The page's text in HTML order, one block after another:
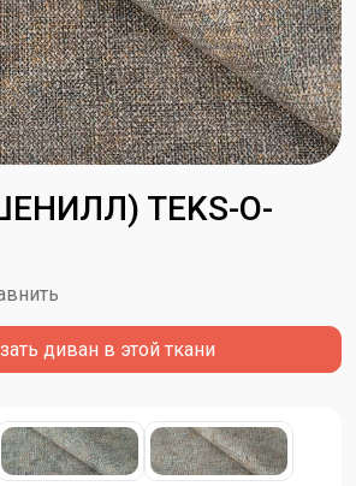
TEKS-O-
диван в этой ткани